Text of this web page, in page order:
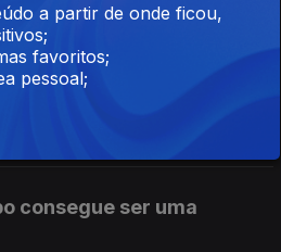
das Ilhas do Pacífico
consegue ser uma
a partir de onde ficou,
favoritos;
pessoal;